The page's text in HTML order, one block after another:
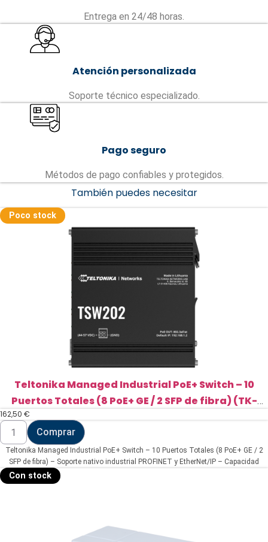
Entrega en 24/48 horas.
Atención personalizada
Soporte técnico especializado.
Pago seguro
Métodos de pago confiables y protegidos.
También puedes necesitar
Poco stock
Teltonika Managed Industrial PoE+ Switch – 10
Puertos Totales (8 PoE+ GE / 2 SFP de fibra) (TK-
TSW202)
162,50 €
Teltonika
Managed
Industrial
PoE+
Switch
-
10
Comprar
Teltonika Managed Industrial PoE+ Switch – 10 Puertos Totales (8 PoE+ GE / 2
SFP de fibra) – Soporte nativo industrial PROFINET y EtherNet/IP – Capacidad
robusta L2 con enrutamiento estático L3 – Tolerancia térmica extrema de -40°C a
+75°C – Chasis industrial de aluminio anodizado IP30
Con stock